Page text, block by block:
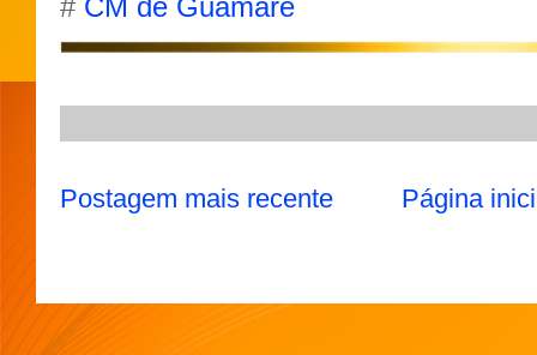
p
a
o
r
Postagem mais recente Página